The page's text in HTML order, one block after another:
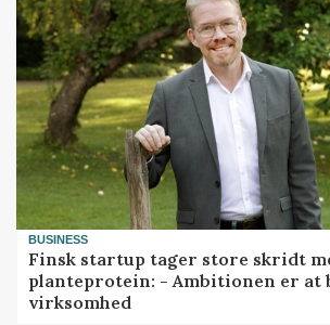
BUSINESS
Finsk startup tager store skridt
planteprotein: - Ambitionen er at
virksomhed